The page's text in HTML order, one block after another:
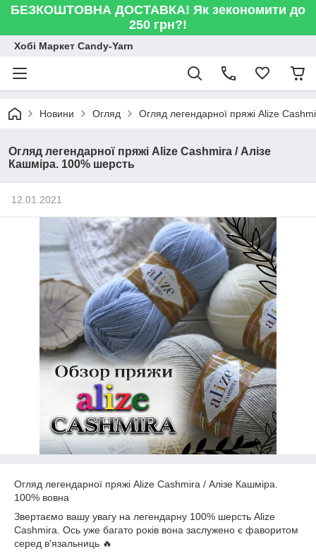
БЕЗКОШТОВНА ДОСТАВКА! Як зекономити до
250 грн?!
Хобі Маркет Candy-Yarn
Новини Огляд Огляд легендарної пряжі Alize
Огляд легендарної пряжі Alize Cashmira / Алізе
Кашміра. 100% шерсть
12.01.2021
Огляд легендарної пряжі Alize Cashmira / Алізе Кашміра.
100% вовна
Звертаємо вашу увагу на легендарну 100% шерсть Alize
Cashmira. Ось уже багато років вона заслужено є фаворитом
серед в'язальниць 🔥